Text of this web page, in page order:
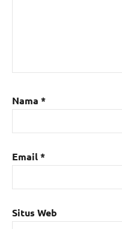
Nama *
Email*
Situs Web